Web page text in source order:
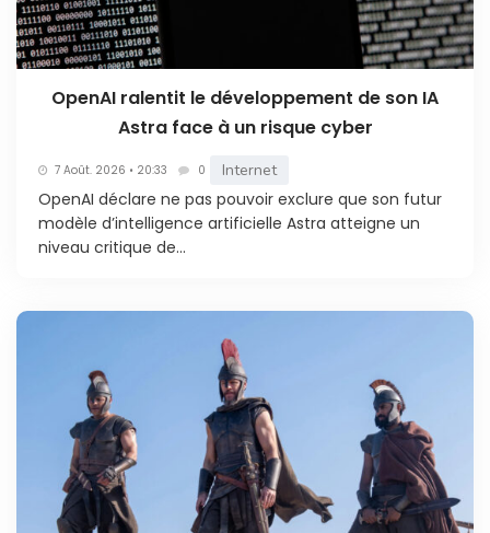
OpenAI ralentit le développement de son IA
Astra face à un risque cyber
7 Août. 2026 • 20:33 0 Internet
OpenAI déclare ne pas pouvoir exclure que son futur
modèle d’intelligence artificielle Astra atteigne un
niveau critique de...